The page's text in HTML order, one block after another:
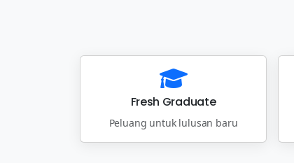
Fresh Graduate
Peluang untuk lulusan baru